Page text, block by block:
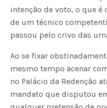
intenção de voto, o que
de um técnico
passou pelo crivo das
Ao se fixar
mesmo tempo acenar
no Palácio da Redenção
mandato que disputou